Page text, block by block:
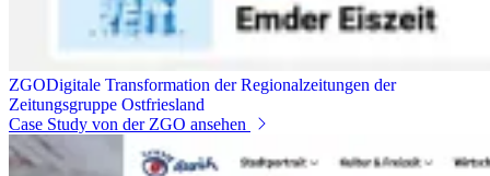
ZGODigitale Transformation der Regionalzeitungen der
Zeitungsgruppe Ostfriesland
Case Study von der ZGO ansehen